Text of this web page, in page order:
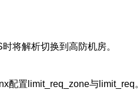
将解析切换到高防机房。
配置limit_req_zone与limit_req。